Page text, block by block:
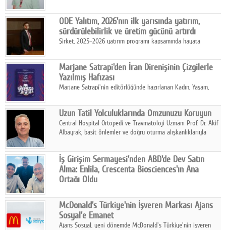
cerrahisi önemli bir tedavi seçeneği olarak öne çıkıyor.
ODE Yalıtım, 2026'nın ilk yarısında yatırım,
sürdürülebilirlik ve üretim gücünü artırdı
Şirket, 2025–2026 yatırım programı kapsamında hayata
hem de ihracat kapasitesini destekleyen altyapısını güçlendirdi.
Marjane Satrapi'den İran Direnişinin Çizgilerle
Yazılmış Hafızası
Marjane Satrapi'nin editörlüğünde hazırlanan Kadın, Yaşam,
protestolarını tarihsel, siyasal ve toplumsal boyutlarıyla
anlatan bir grafik roman.
Uzun Tatil Yolculuklarında Omzunuzu Koruyun
Central Hospital Ortopedi ve Travmatoloji Uzmanı Prof. Dr. Akif
Albayrak, basit önlemler ve doğru oturma alışkanlıklarıyla
İş Girişim Sermayesi'nden ABD'de Dev Satın
Alma: Enlila, Crescenta Biosciences'ın Ana
Ortağı Oldu
stratejisini uluslararası ölçeğe taşıyan satın alma hamlesini
tamamladı.
McDonald's Türkiye'nin İşveren Markası Ajans
Sosyal'e Emanet
Ajans Sosyal, yeni dönemde McDonald's Türkiye'nin işveren